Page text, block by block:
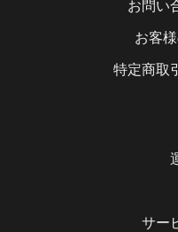
お問い
お客
特定商取
サー